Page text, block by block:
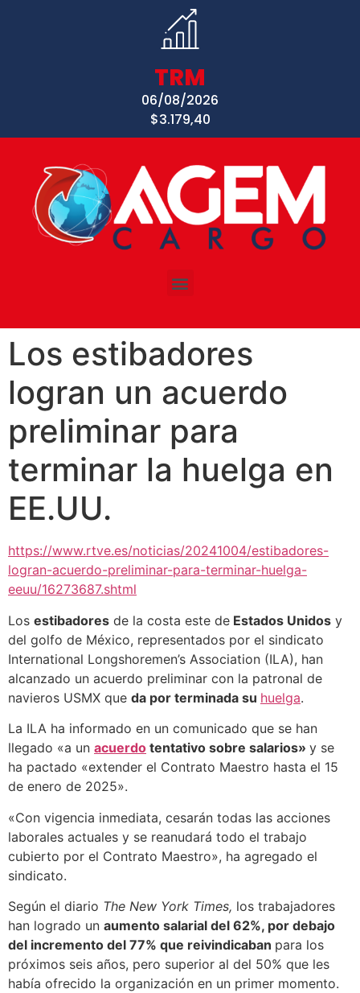
TRM
06/08/2026
$3.179,40
Los estibadores
logran un acuerdo
preliminar para
terminar la huelga en
EE.UU.
https://www.rtve.es/noticias/20241004/estibadores-
logran-acuerdo-preliminar-para-terminar-huelga-
eeuu/16273687.shtml
Los estibadores de la costa este de Estados Unidos y
del golfo de México, representados por el sindicato
International Longshoremen’s Association (ILA), han
alcanzado un acuerdo preliminar con la patronal de
navieros USMX que da por terminada su huelga.
La ILA ha informado en un comunicado que se han
llegado «a un acuerdo tentativo sobre salarios» y se
ha pactado «extender el Contrato Maestro hasta el 15
de enero de 2025».
«Con vigencia inmediata, cesarán todas las acciones
laborales actuales y se reanudará todo el trabajo
cubierto por el Contrato Maestro», ha agregado el
sindicato.
Según el diario The New York Times, los trabajadores
han logrado un aumento salarial del 62%, por debajo
del incremento del 77% que reivindicaban para los
próximos seis años, pero superior al del 50% que les
había ofrecido la organización en un primer momento.